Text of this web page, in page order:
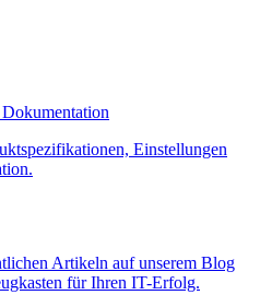
Dokumentation
Einstellungen
Artikeln auf unserem Blog
für Ihren IT-Erfolg.